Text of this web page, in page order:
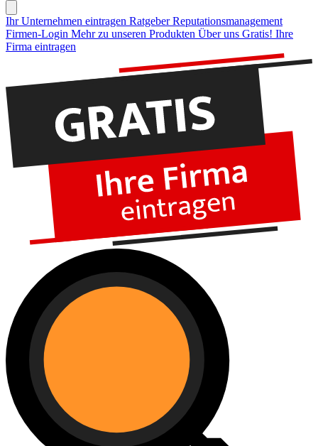
Ihr Unternehmen eintragen Ratgeber Reputationsmanagement
Firmen-Login Mehr zu unseren Produkten Über uns Gratis! Ihre
Firma eintragen